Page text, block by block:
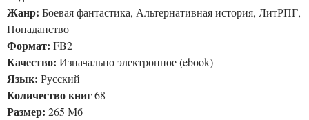
Жанр: Боевая фантастика, Альтернативная история, ЛитРПГ,
Попаданство
Формат: FB2
Качество: Изначально электронное (ebook)
Язык: Русский
Количество книг68
Размер: 265 Мб